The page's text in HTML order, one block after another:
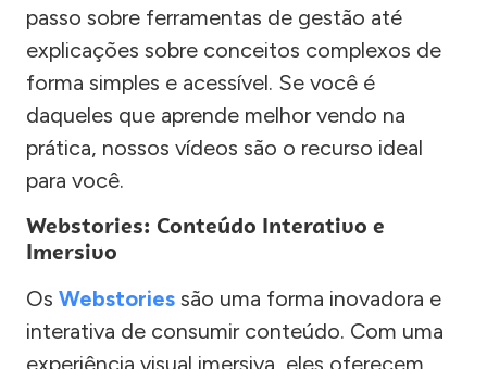
passo sobre ferramentas de gestão até
explicações sobre conceitos complexos de
forma simples e acessível. Se você é
daqueles que aprende melhor vendo na
prática, nossos vídeos são o recurso ideal
para você.
Webstories: Conteúdo Interativo e
Imersivo
Os Webstories são uma forma inovadora e
interativa de consumir conteúdo. Com uma
experiência visual imersiva, eles oferecem